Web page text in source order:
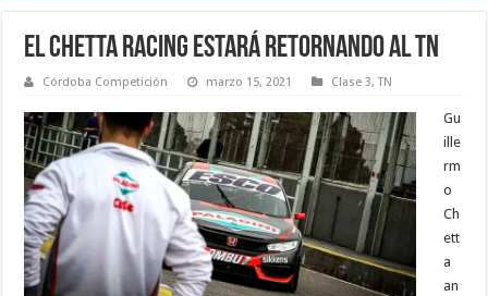
EL CHETTA RACING ESTARÁ RETORNANDO AL TN
Córdoba Competición marzo 15, 2021 Clase 3,TN
Gu
ille
rm
o
Ch
ett
a
an